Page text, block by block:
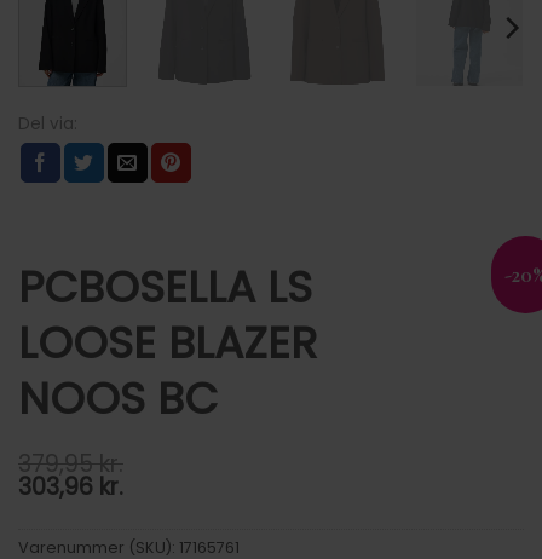
-
PCBOSELLA LS
LOOSE BLAZER
NOOS BC
379,95kr.
303,96 kr.
Varenummer (SKU): 17165761